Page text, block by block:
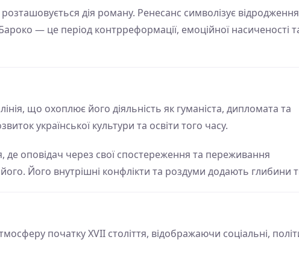
дія роману. Ренесанс символізує відродження
— це період контрреформації, емоційної насиченості
що охоплює його діяльність як гуманіста, дипломата та
української культури та освіти того часу.
де оповідач через свої спостереження та переживання
Його внутрішні конфлікти та роздуми додають глибини
початку XVII століття, відображаючи соціальні,